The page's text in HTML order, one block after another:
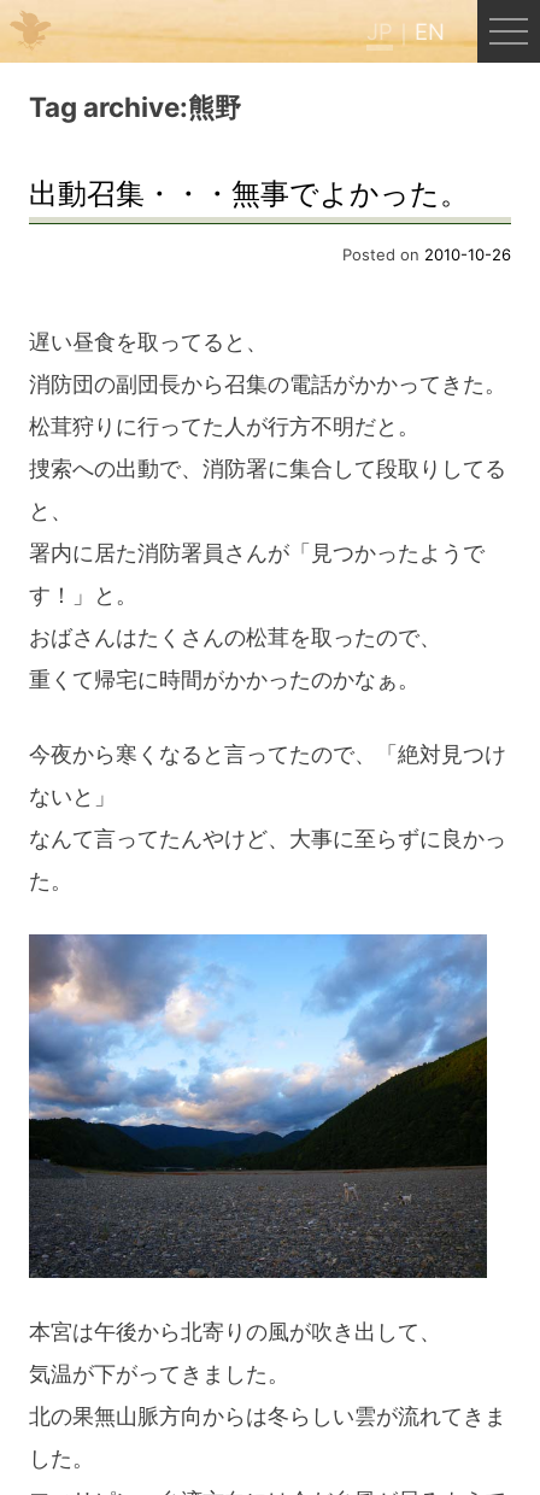
JP EN
Menu
JP EN
B&B Cafe ほんぐう
くまのエクスペリエンス
blog
Tag archive:熊野
出動召集・・・無事でよかった。
Posted on 2010-10-26
遅い昼食を取ってると、
消防団の副団長から召集の電話がかかってきた。
松茸狩りに行ってた人が行方不明だと。
捜索への出動で、消防署に集合して段取りしてる
と、
署内に居た消防署員さんが「見つかったようで
す！」と。
おばさんはたくさんの松茸を取ったので、
重くて帰宅に時間がかかったのかなぁ。
今夜から寒くなると言ってたので、「絶対見つけ
ないと」
なんて言ってたんやけど、大事に至らずに良かっ
た。
本宮は午後から北寄りの風が吹き出して、
気温が下がってきました。
北の果無山脈方向からは冬らしい雲が流れてきま
した。